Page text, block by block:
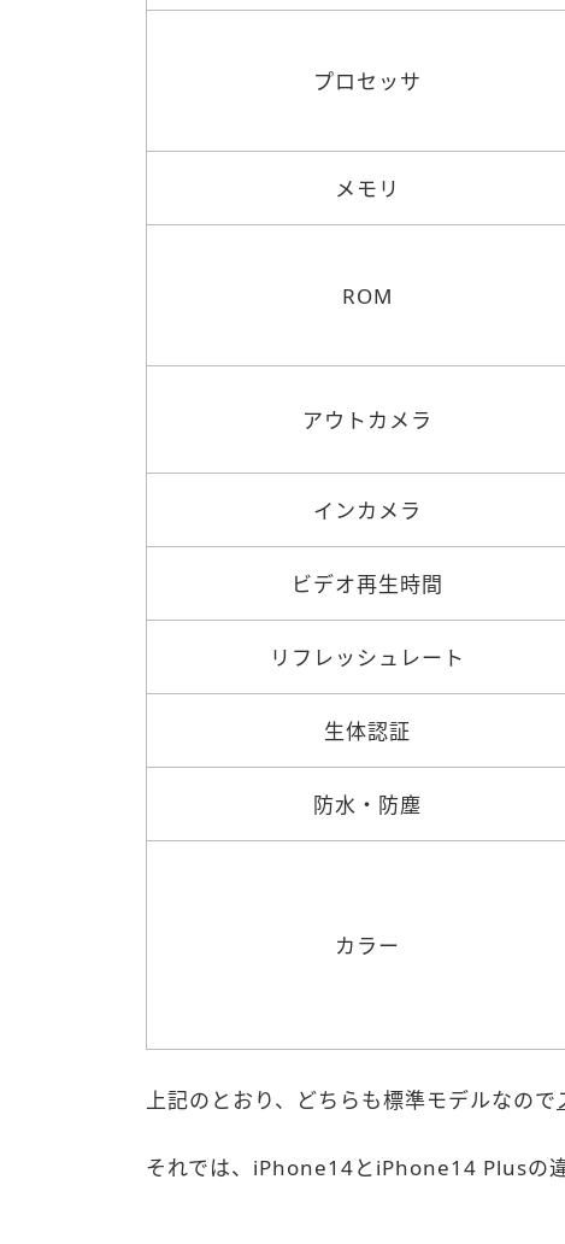
プロセッサ
メモリ
ROM
アウトカメラ
インカメラ
ビデオ再生時間
リフレッシュレート
生体認証
防水・防塵
カラー
上記のとおり、どちらも標準モデルなので
それでは、iPhone14とiPhone14 Plusの違